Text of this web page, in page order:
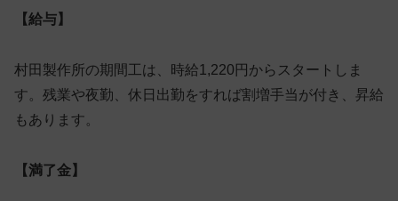
【給与】
村田製作所の期間工は、時給1,220円からスタートしま
す。残業や夜勤、休日出勤をすれば割増手当が付き、昇給
もあります。
【満了金】